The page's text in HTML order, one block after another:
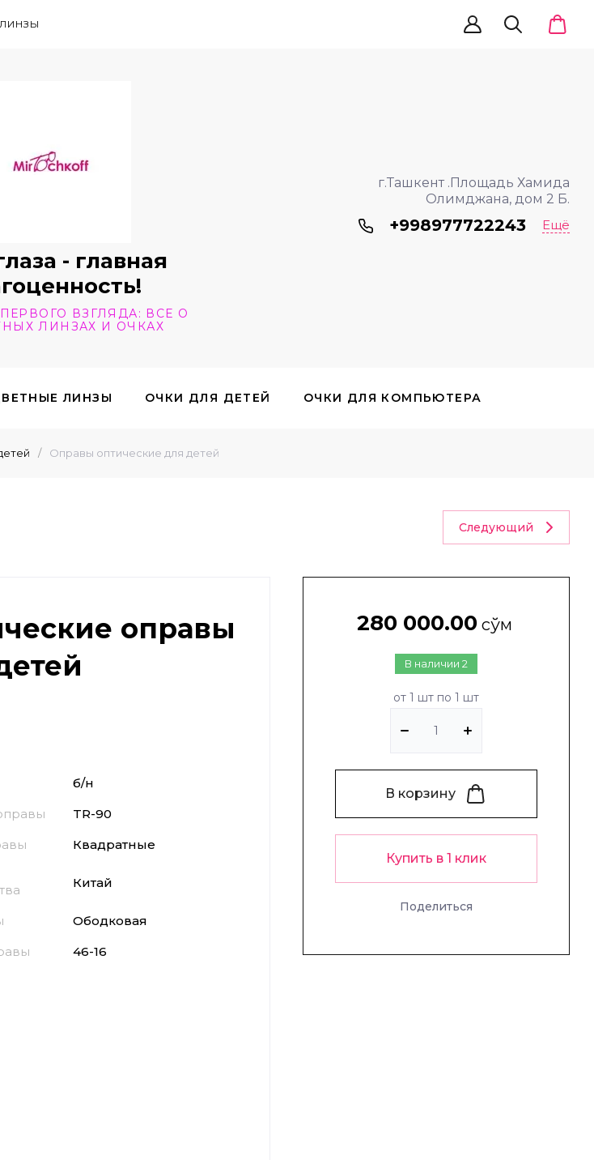
- главная
ВЗГЛЯДА: ВСЕ О
ЛИНЗАХ И ОЧКАХ
г.Ташкент .Площадь Хамида
Олимджана, дом 2 Б.
+998977722243 Ещё
ЛИНЗЫ ОЧКИ ДЛЯ ДЕТЕЙ ОЧКИ ДЛЯ КОМПЬЮТЕРА
КАПЛИ, ТАБЛЕТКИ, КОНТЕЙНЕРЫ
/ Оправы оптические для детей
Следующий
оправы
б/н
TR-90
Квадратные
Китай
Ободковая
46-16
В наличии 2
280 000.00 сўм
от 1 шт по 1 шт
В корзину
Купить в 1 клик
Поделиться